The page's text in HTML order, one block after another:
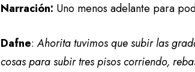
Narración: Uno menos adelante para
Dafne:Ahorita tuvimos que subir las
cosas para subir tres pisos corriendo,